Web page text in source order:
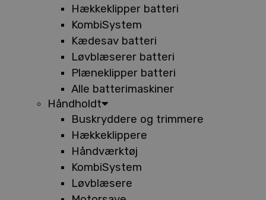
Hækkeklipper batteri
KombiSystem
Kædesav batteri
Løvblæserer batteri
Plæneklipper batteri
Alle batterimaskiner
Håndholdt
Buskryddere og trimmere
Hækkeklippere
Håndværktøj
KombiSystem
Løvblæsere